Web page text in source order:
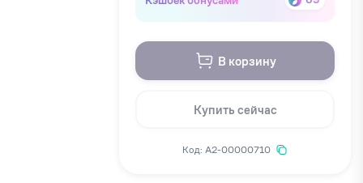
В корзину
Купить сейчас
Код: А2-00000710